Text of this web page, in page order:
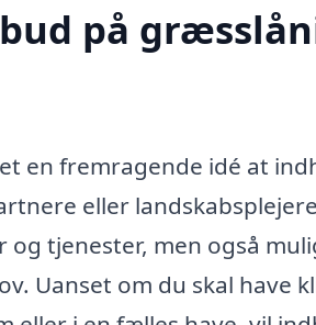
på
en fremragende idé at
eller
tjenester, men også
Uanset om du skal have